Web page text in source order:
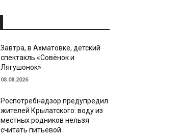
Завтра, в Ахматовке, детский
спектакль «Совёнок и
Лягушонок»
08.08.2026
Роспотребнадзор предупредил
жителей Крылатского: воду из
местных родников нельзя
считать питьевой